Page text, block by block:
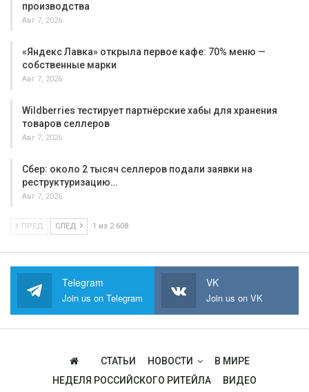
производства
Авг 7, 2026
«Яндекс Лавка» открыла первое кафе: 70% меню —
собственные марки
Авг 7, 2026
Wildberries тестирует партнёрские хабы для хранения
товаров селлеров
Авг 7, 2026
Сбер: около 2 тысяч селлеров подали заявки на
реструктуризацию…
Авг 7, 2026
ПРЕД СЛЕД 1 из 2 608
Telegram
Join us on Telegram
VK
Join us on VK
СТАТЬИ НОВОСТИ
В МИРЕ
НЕДЕЛЯ РОССИЙСКОГО РИТЕЙЛА
ВИДЕО